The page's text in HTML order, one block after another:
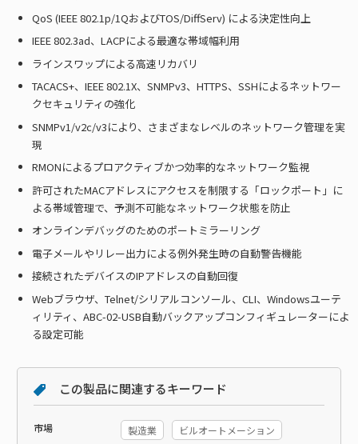
QoS (IEEE 802.1p/1QおよびTOS/DiffServ) による決定性向上
IEEE 802.3ad、LACPによる最適な帯域幅利用
ラインスワップによる高速リカバリ
TACACS+、IEEE 802.1X、SNMPv3、HTTPS、SSHによるネットワー
クセキュリティの強化
SNMPv1/v2c/v3により、さまざまなレベルのネットワーク管理を実
現
RMONによるプロアクティブかつ効率的なネットワーク監視
許可されたMACアドレスにアクセスを制限する「ロックポート」に
よる帯域管理で、予測不可能なネットワーク状態を防止
オンラインデバッグのためのポートミラーリング
電子メールやリレー出力による例外発生時の自動警告機能
接続されたデバイスのIPアドレスの自動回復
Webブラウザ、Telnet/シリアルコンソール、CLI、Windowsユーテ
ィリティ、ABC-02-USB自動バックアップコンフィギュレーターによ
る設定可能
この製品に関連するキーワード
市場 製造業 ビルオートメーション